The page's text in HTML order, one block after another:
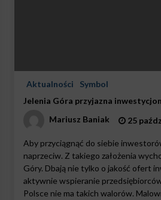
Aktualności
Symbol
Jelenia Góra przyjazna
Mariusz Baniak
25
Aby przyciągnąć do siebie
naprzeciw. Z takiego założenia
Góry. Dbają nie tylko o jakość ofert
aktywnie wspieranie
Polsce nie ma takich walorów.